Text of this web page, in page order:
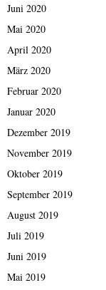
Juni 2020
Mai 2020
April 2020
März 2020
Februar 2020
Januar 2020
Dezember 2019
November 2019
Oktober 2019
September 2019
August 2019
Juli 2019
Juni 2019
Mai 2019